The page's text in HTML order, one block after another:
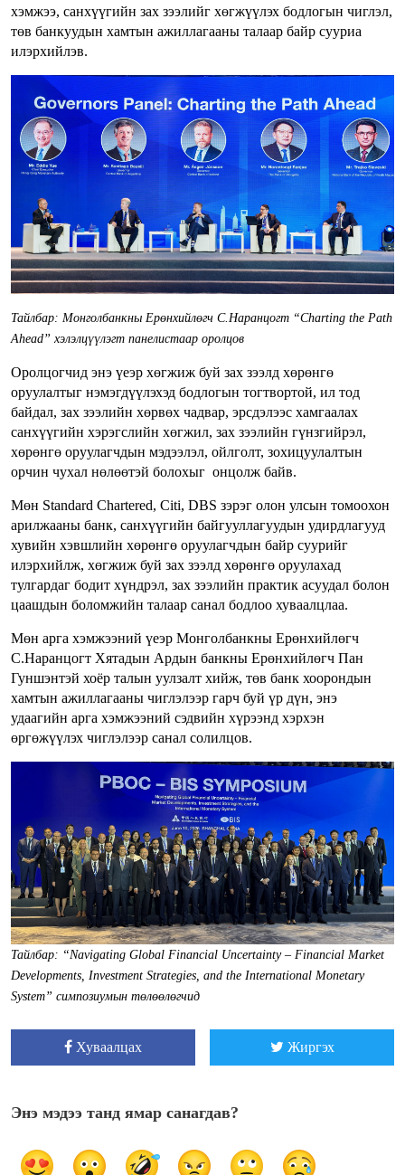
хэмжээ, санхүүгийн зах зээлийг хөгжүүлэх бодлогын чиглэл,
төв банкуудын хамтын ажиллагааны талаар байр сууриа
илэрхийлэв.
Тайлбар: Монголбанкны Ерөнхийлөгч С.Наранцогт “Charting the Path
Ahead” хэлэлцүүлэгт панелистаар оролцов
Оролцогчид энэ үеэр хөгжиж буй зах зээлд хөрөнгө
оруулалтыг нэмэгдүүлэхэд бодлогын тогтвортой, ил тод
байдал, зах зээлийн хөрвөх чадвар, эрсдэлээс хамгаалах
санхүүгийн хэрэгслийн хөгжил, зах зээлийн гүнзгийрэл,
хөрөнгө оруулагчдын мэдээлэл, ойлголт, зохицуулалтын
орчин чухал нөлөөтэй болохыг онцолж байв.
Мөн Standard Chartered, Citi, DBS зэрэг олон улсын томоохон
арилжааны банк, санхүүгийн байгууллагуудын удирдлагууд
хувийн хэвшлийн хөрөнгө оруулагчдын байр суурийг
илэрхийлж, хөгжиж буй зах зээлд хөрөнгө оруулахад
тулгардаг бодит хүндрэл, зах зээлийн практик асуудал болон
цаашдын боломжийн талаар санал бодлоо хуваалцлаа.
Мөн арга хэмжээний үеэр Монголбанкны Ерөнхийлөгч
С.Наранцогт Хятадын Ардын банкны Ерөнхийлөгч Пан
Гуншэнтэй хоёр талын уулзалт хийж, төв банк хоорондын
хамтын ажиллагааны чиглэлээр гарч буй үр дүн, энэ
удаагийн арга хэмжээний сэдвийн хүрээнд хэрхэн
өргөжүүлэх чиглэлээр санал солилцов.
Тайлбар: “Navigating Global Financial Uncertainty – Financial Market
Developments, Investment Strategies, and the International Monetary
System” симпозиумын төлөөлөгчид
Хуваалцах Жиргэх
Энэ мэдээ танд ямар санагдав?